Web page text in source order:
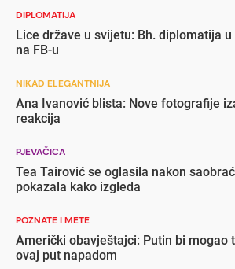
DIPLOMATIJA
Lice države u svijetu: Bh. diplomatija
na FB-u
NIKAD ELEGANTNIJA
Ana Ivanović blista: Nove fotografije
reakcija
PJEVAČICA
Tea Tairović se oglasila nakon
pokazala kako izgleda
POZNATE I METE
Američki obavještajci: Putin bi mogao
ovaj put napadom